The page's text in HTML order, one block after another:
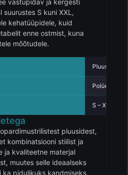
suurustes S kuni XXL,
kehatüüpidele, kuid
enne ostmist, kuna
mõõtudele.
Pluusid
Polüester
S – XXL
pluusidest,
kombinatsiooni stiilist ja
ja kvaliteetne materjal
muutes selle ideaalseks
pidulikuks kandmiseks.